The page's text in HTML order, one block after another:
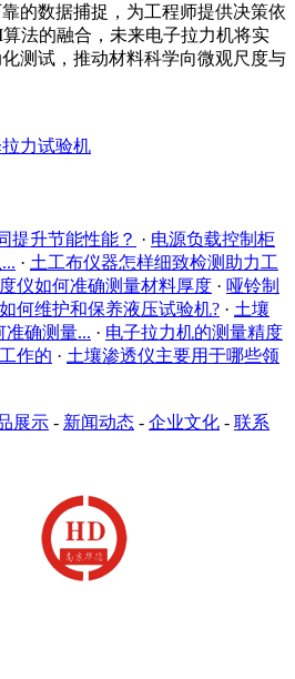
的数据捕捉，为工程师提供决策依
法的融合，未来电子拉力机将实
测试，推动材料科学向微观尺度与
力试验机
提升节能性能？ · 电源负载控制柜
· 土工布仪器怎样细致检测助力工
仪如何准确测量材料厚度 · 哑铃制
如何维护和保养液压试验机? · 土壤
准确测量... · 电子拉力机的测量精度
作的 · 土壤渗透仪主要用于哪些领
展示 - 新闻动态 - 企业文化 - 联系